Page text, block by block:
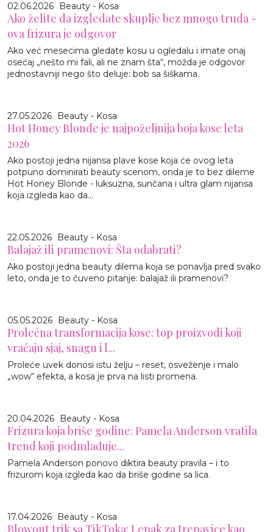
02.06.2026 Beauty - Kosa
Ako želite da izgledate skuplje bez mnogo truda -
ova frizura je odgovor
Ako već mesecima gledate kosu u ogledalu i imate onaj
osećaj „nešto mi fali, ali ne znam šta“, možda je odgovor
jednostavniji nego što deluje: bob sa šiškama.
27.05.2026 Beauty - Kosa
Hot Honey Blonde je najpoželjnija boja kose leta
2026
Ako postoji jedna nijansa plave kose koja će ovog leta
potpuno dominirati beauty scenom, onda je to bez dileme
Hot Honey Blonde - luksuzna, sunčana i ultra glam nijansa
koja izgleda kao da...
22.05.2026 Beauty - Kosa
Balajaž ili pramenovi: Šta odabrati?
Ako postoji jedna beauty dilema koja se ponavlja pred svako
leto, onda je to čuveno pitanje: balajaž ili pramenovi?
05.05.2026 Beauty - Kosa
Prolećna transformacija kose: top proizvodi koji
vraćaju sjaj, snagu i l...
Proleće uvek donosi istu želju – reset, osveženje i malo
„wow“ efekta, a kosa je prva na listi promena.
20.04.2026 Beauty - Kosa
Frizura koja briše godine: Pamela Anderson vratila
trend koji podmlađuje...
Pamela Anderson ponovo diktira beauty pravila – i to
frizurom koja izgleda kao da briše godine sa lica.
17.04.2026 Beauty - Kosa